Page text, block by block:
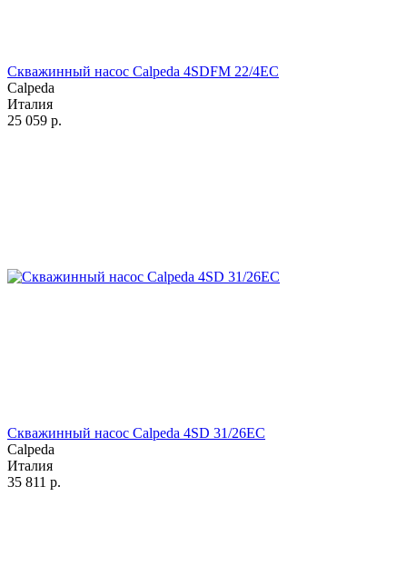
Скважинный насос Calpeda 4SDFM 22/4EC
Calpeda
Италия
25 059 р.
Скважинный насос Calpeda 4SD 31/26EC
Calpeda
Италия
35 811 р.